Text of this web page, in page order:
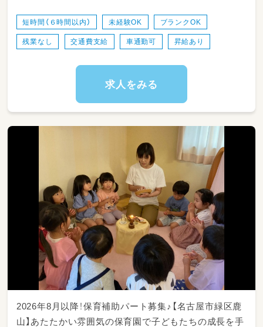
★保健だより（月に１回・ひな形あり）
★歯科検診の虫歯のお子さんのお手紙作成（ひ
な形あり）
なことを言われたときのみ担任に伝える）
★園児身体測定の記録
★園児の怪我やお熱の対応
短時間（６時間以内） 未経験OK ブランクOK
残業なし 交通費支給 車通勤可 昇給あり
求人をみる
2026年8月以降！保育補助パート募集♪【名古屋市緑区鹿
山】あたたかい雰囲気の保育園で子どもたちの成長を手